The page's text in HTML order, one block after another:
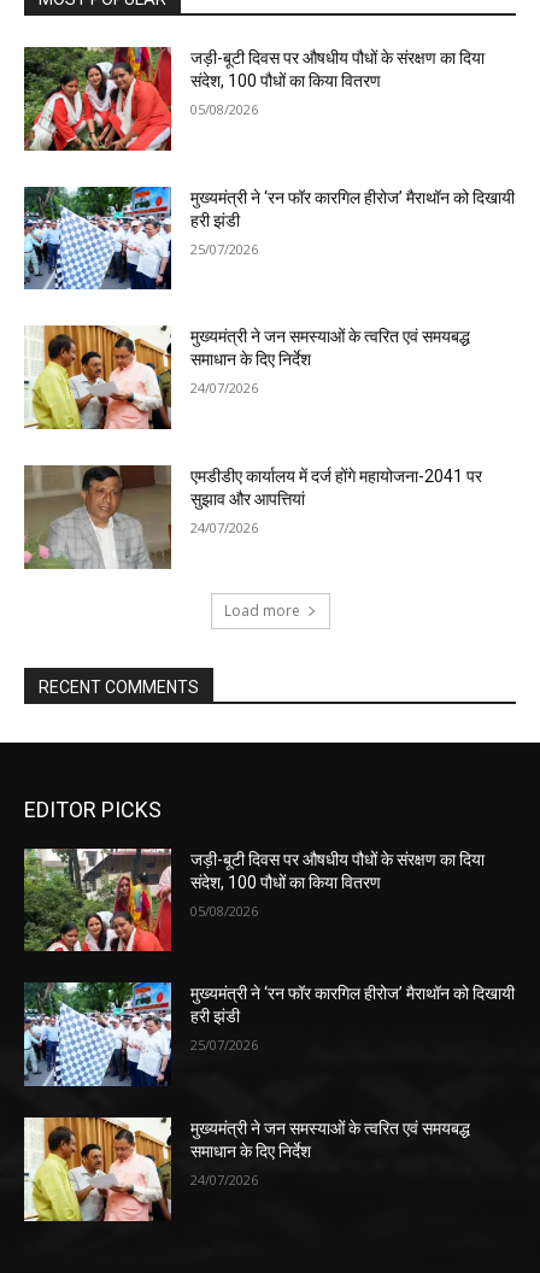
जड़ी-बूटी दिवस पर औषधीय पौधों के संरक्षण का दिया
संदेश, 100 पौधों का किया वितरण
05/08/2026
मुख्यमंत्री ने ‘रन फॉर कारगिल हीरोज’ मैराथॉन को दिखायी
हरी झंडी
25/07/2026
मुख्यमंत्री ने जन समस्याओं के त्वरित एवं समयबद्ध
समाधान के दिए निर्देश
24/07/2026
एमडीडीए कार्यालय में दर्ज होंगे महायोजना-2041 पर
सुझाव और आपत्तियां
24/07/2026
Load more
RECENT COMMENTS
EDITOR PICKS
जड़ी-बूटी दिवस पर औषधीय पौधों के संरक्षण का दिया
संदेश, 100 पौधों का किया वितरण
05/08/2026
मुख्यमंत्री ने ‘रन फॉर कारगिल हीरोज’ मैराथॉन को दिखायी
हरी झंडी
25/07/2026
मुख्यमंत्री ने जन समस्याओं के त्वरित एवं समयबद्ध
समाधान के दिए निर्देश
24/07/2026